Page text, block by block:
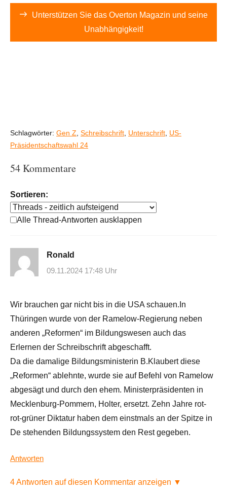
Unterstützen Sie das Overton Magazin und seine
Unabhängigkeit!
Schlagwörter: Gen Z Schreibschrift Unterschrift US-
Präsidentschaftswahl 24
54 Kommentare
Sortieren:
Alle Thread-Antworten ausklappen
Ronald
09.11.2024 17:48 Uhr
Wir brauchen gar nicht bis in die USA schauen.In
Thüringen wurde von der Ramelow-Regierung neben
anderen „Reformen“ im Bildungswesen auch das
Erlernen der Schreibschrift abgeschafft.
Da die damalige Bildungsministerin B.Klaubert diese
„Reformen“ ablehnte, wurde sie auf Befehl von Ramelow
abgesägt und durch den ehem. Ministerpräsidenten in
Mecklenburg-Pommern, Holter, ersetzt. Zehn Jahre rot-
rot-grüner Diktatur haben dem einstmals an der Spitze in
De stehenden Bildungssystem den Rest gegeben.
Antworten
4 Antworten auf diesen Kommentar anzeigen ▼